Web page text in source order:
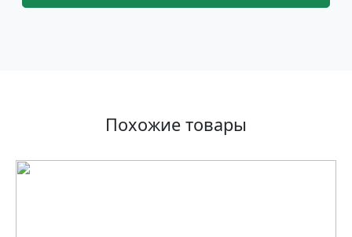
Похожие товары